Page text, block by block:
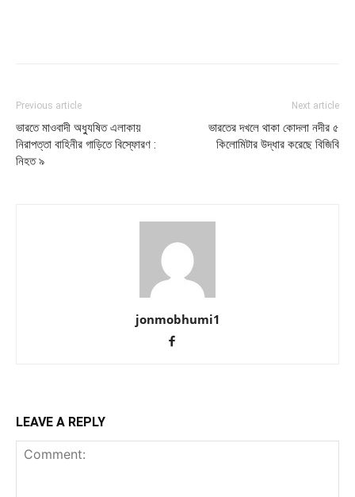
Previous article
ভারতে মাওবাদী অধ্যুষিত এলাকায়
নিরাপত্তা বাহিনীর গাড়িতে বিস্ফোরণ :
নিহত ৯
Next article
ভারতের দখলে থাকা কোদলা নদীর ৫
কিলোমিটার উদ্ধার করেছে বিজিবি
jonmobhumi1
LEAVE A REPLY